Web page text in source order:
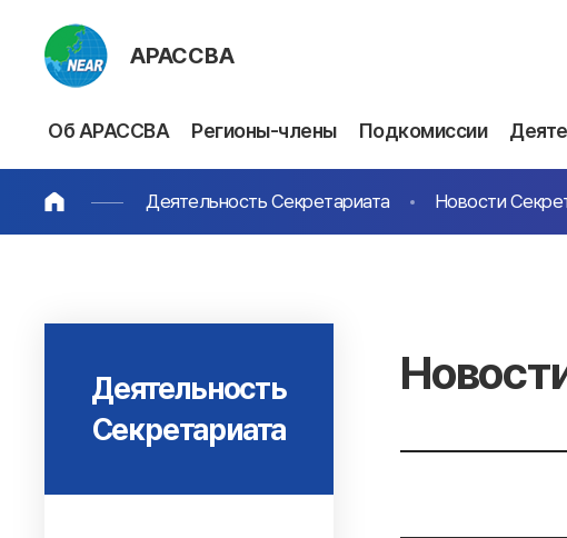
АРАССВА
Об АРАССВА Регионы-члены Подкомиссии
Деятельность Секретариата Новости
Деятельность
Секретариата